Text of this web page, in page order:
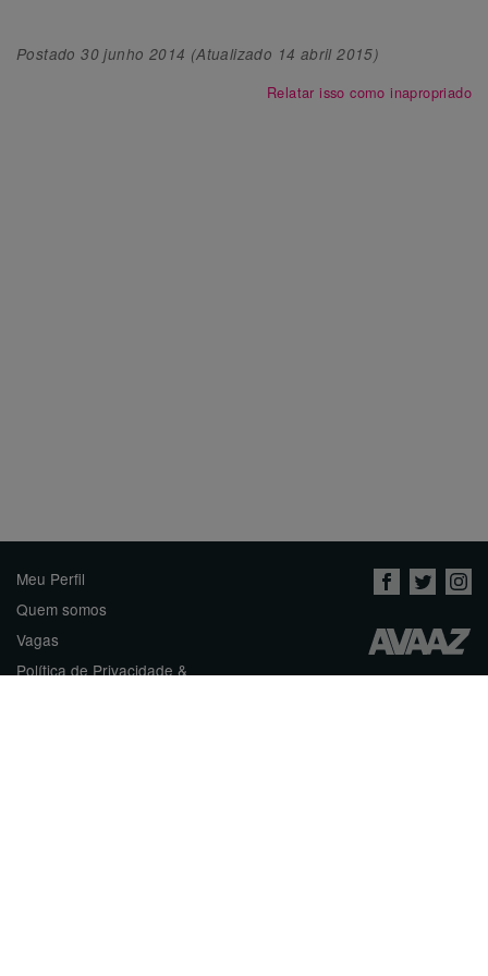
Postado30 junho 2014 (Atualizado 14 abril 2015)
Relatar isso como inapropriado
Meu Perfil
Quem somos
Vagas
Política de Privacidade &